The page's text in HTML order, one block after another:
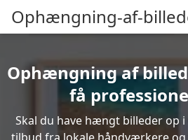
Ophængning-af-
Ophængning af
få
Skal du have hængt billeder op i